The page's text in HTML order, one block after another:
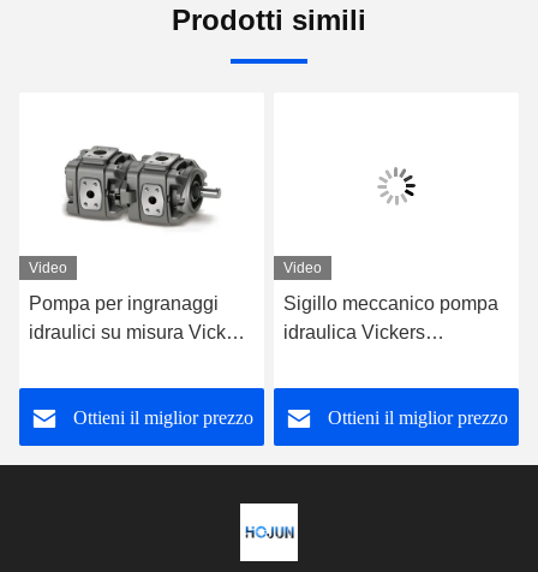
Prodotti simili
Video
Pompa per ingranaggi
idraulici su misura Vickers
GD520A121TCTCR20
Ottieni il miglior prezzo
Video
Sigillo meccanico pompa
idraulica Vickers
Ottieni il miglior prezzo